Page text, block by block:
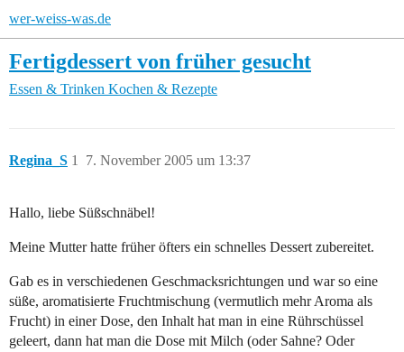
wer-weiss-was.de
Fertigdessert von früher gesucht
Essen & Trinken Kochen & Rezepte
Regina_S 7. November 2005 um 13:37
1
Hallo, liebe Süßschnäbel!
Meine Mutter hatte früher öfters ein schnelles Dessert zubereitet.
Gab es in verschiedenen Geschmacksrichtungen und war so eine
süße, aromatisierte Fruchtmischung (vermutlich mehr Aroma als
Frucht) in einer Dose, den Inhalt hat man in eine Rührschüssel
geleert, dann hat man die Dose mit Milch (oder Sahne? Oder